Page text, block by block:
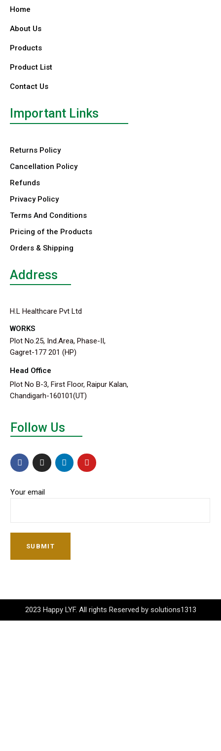
Home
About Us
Products
Product List
Contact Us
Important Links
Returns Policy
Cancellation Policy
Refunds
Privacy Policy
Terms And Conditions
Pricing of the Products
Orders & Shipping
Address
H.L Healthcare Pvt Ltd
WORKS
Plot No.25, Ind.Area, Phase-II,
Gagret-177 201 (HP)
Head Office
Plot No B-3, First Floor, Raipur Kalan,
Chandigarh-160101(UT)
Follow Us
Your email
SUBMIT
2023 Happy LYF. All rights Reserved by solutions1313